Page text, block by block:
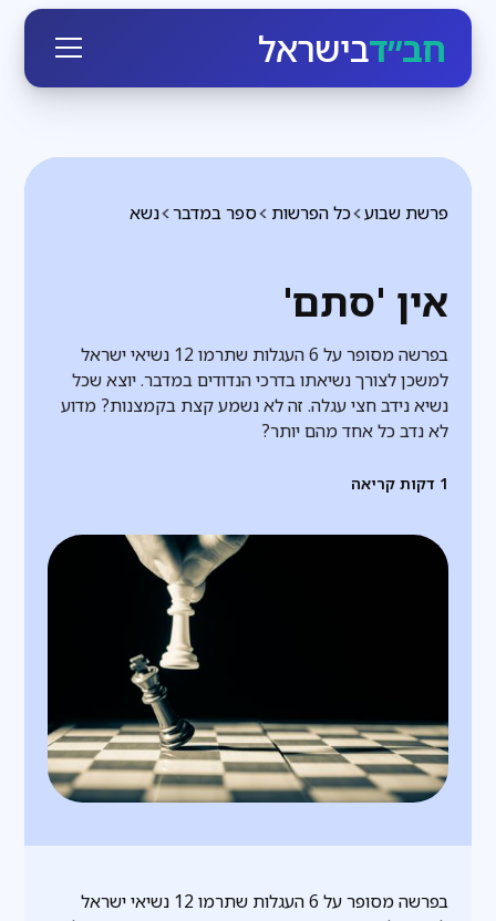
חב״דבישראל
נשא ספר במדבר כל הפרשות פרשת שבוע
אין 'סתם'
בפרשה מסופר על 6 העגלות שתרמו 12 נשיאי ישראל
למשכן לצורך נשיאתו בדרכי הנדודים במדבר. יוצא שכל
נשיא נידב חצי עגלה. זה לא נשמע קצת בקמצנות? מדוע
לא נדב כל אחד מהם יותר?
1 דקות קריאה
בפרשה מסופר על 6 העגלות שתרמו 12 נשיאי ישראל